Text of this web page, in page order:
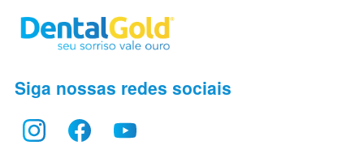
Siga nossas redes sociais